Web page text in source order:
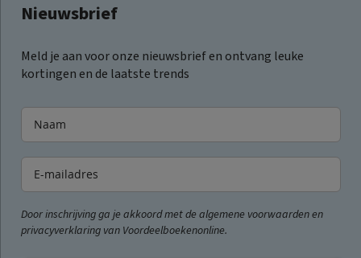
Nieuwsbrief
Meld je aan voor onze nieuwsbrief en ontvang leuke
kortingen en de laatste trends
Door inschrijving ga je akkoord met de algemene voorwaarden en
privacyverklaring van Voordeelboekenonline.